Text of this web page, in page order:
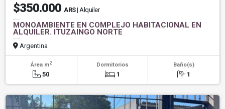
$350.000 ARS| Alquiler
MONOAMBIENTE EN COMPLEJO HABITACIONAL EN
ALQUILER. ITUZAINGO NORTE
Argentina
Área m2
50
Dormitorios
1
Baño(s)
1